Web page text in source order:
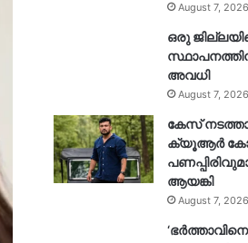
August 7, 2026
ഒരു
അവധി
August 7, 2026
കേസ്
ക്യൂആർ
ആയങ്കി
August 7, 2026